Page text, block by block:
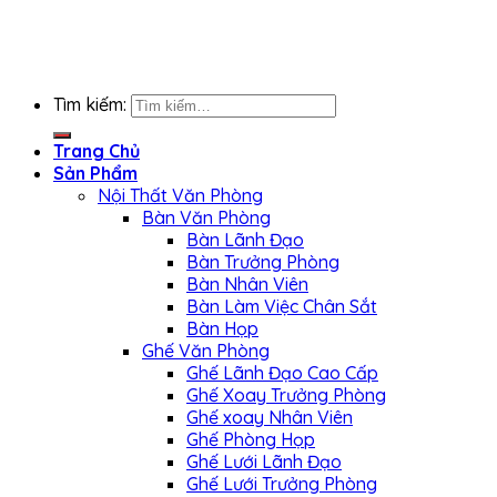
Tìm kiếm:
Trang Chủ
Sản Phẩm
Nội Thất Văn Phòng
Bàn Văn Phòng
Bàn Lãnh Đạo
Bàn Trưởng Phòng
Bàn Nhân Viên
Bàn Làm Việc Chân Sắt
Bàn Họp
Ghế Văn Phòng
Ghế Lãnh Đạo Cao Cấp
Ghế Xoay Trưởng Phòng
Ghế xoay Nhân Viên
Ghế Phòng Họp
Ghế Lưới Lãnh Đạo
Ghế Lưới Trưởng Phòng